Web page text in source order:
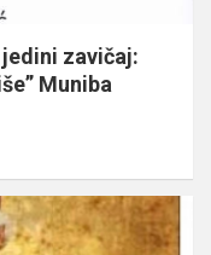
zavičaj:
Muniba